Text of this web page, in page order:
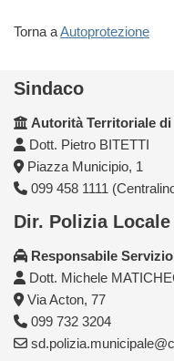
Torna aAutoprotezione
Sindaco
Autorità Territoriale
Dott. Pietro BITETTI
Piazza Municipio, 1
099 458 1111
Dir. Polizia
Responsabile
Dott. Michele
Via Acton, 77
099 732 3204